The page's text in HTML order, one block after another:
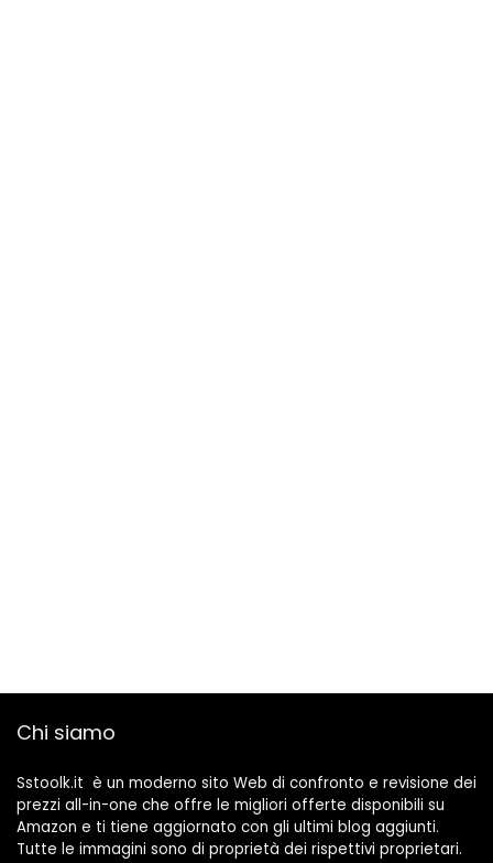
Chi siamo
Sstoolk.it è un moderno sito Web di confronto e revisione dei
prezzi all-in-one che offre le migliori offerte disponibili su
Amazon e ti tiene aggiornato con gli ultimi blog aggiunti.
Tutte le immagini sono di proprietà dei rispettivi proprietari.